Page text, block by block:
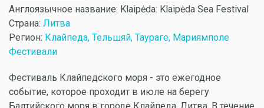
Англоязычное название: Klaipėda: Klaipėda Sea Festival
Страна: Литва
Регион: Клайпеда, Тельшяй, Таураге, Мариямполе
Фестивали
Фестиваль Клайпедского моря - это ежегодное
событие, которое проходит в июле на берегу